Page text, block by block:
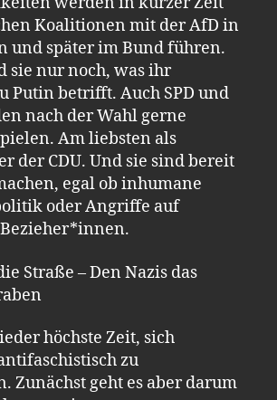
Koalitionen mit der AfD in
und später im Bund führen.
sie nur noch, was ihr
Putin betrifft. Auch SPD und
nach der Wahl gerne
Am liebsten als
der CDU. Und sie sind bereit
egal ob inhumane
oder Angriffe auf
Straße – Den Nazis das
höchste Zeit, sich
zu
Zunächst geht es aber darum